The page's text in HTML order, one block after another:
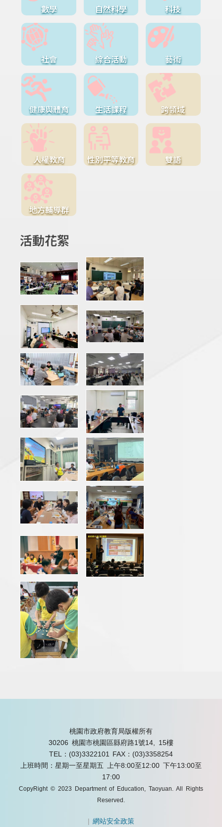
數學 自然科學 科技
社會 綜合活動 藝術
健康與體育 生活課程 跨領域
人權教育 性別平等教育 雙語
地方輔導群
活動花絮
桃園市政府教育局版權所有
30206 桃園市桃園區縣府路1號14, 15樓
TEL：(03)3322101
FAX：(03)3358254
上班時間：星期一至星期五 上午8:00至12:00 下午13:00至
17:00
CopyRight © 2023 Department of Education, Taoyuan. All Rights
Reserved.
|網站安全政策